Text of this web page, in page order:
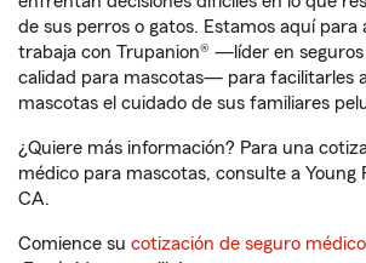
de sus perros o gatos. Estamos aquí para
trabaja con Trupanion® —líder en
calidad para mascotas— para facilitarles
mascotas el cuidado de sus familiares
¿Quiere más información? Para una
médico para mascotas, consulte a Young
CA.
Comience su cotización de seguro